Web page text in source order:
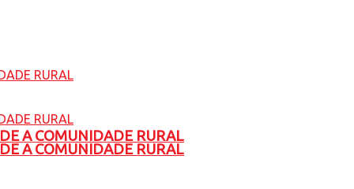
A COMUNIDADE RURAL
A COMUNIDADE RURAL